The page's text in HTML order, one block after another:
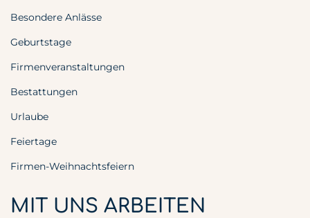
Besondere Anlässe
Geburtstage
Firmenveranstaltungen
Bestattungen
Urlaube
Feiertage
Firmen-Weihnachtsfeiern
MIT UNS ARBEITEN